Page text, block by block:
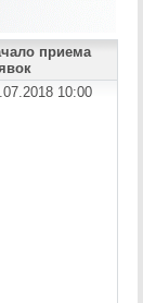
приема
10:00